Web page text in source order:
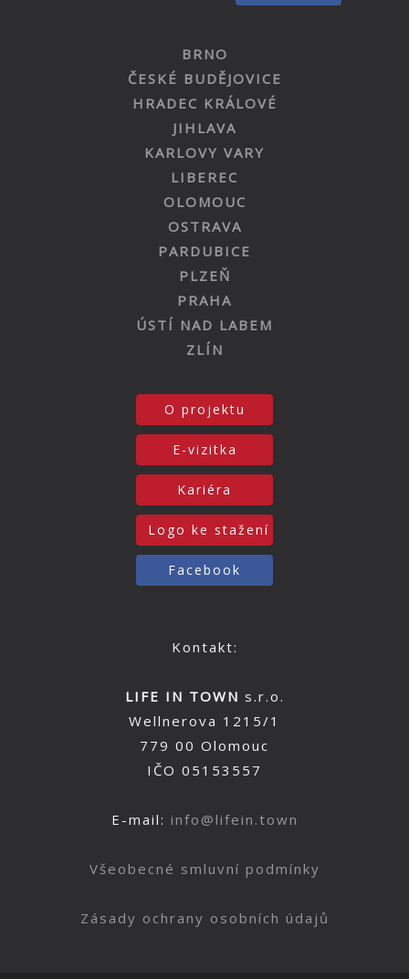
BRNO
ČESKÉ BUDĚJOVICE
HRADEC KRÁLOVÉ
JIHLAVA
KARLOVY VARY
LIBEREC
OLOMOUC
OSTRAVA
PARDUBICE
PLZEŇ
PRAHA
ÚSTÍ NAD LABEM
ZLÍN
O projektu
E-vizitka
Kariéra
Logo ke stažení
Facebook
Kontakt:
LIFE IN TOWN s.r.o.
Wellnerova 1215/1
779 00 Olomouc
IČO 05153557
E-mail: info@lifein.town
Všeobecné smluvní podmínky
Zásady ochrany osobních údajů